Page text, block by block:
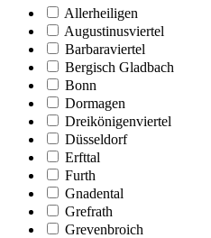
Allerheiligen
Augustinusviertel
Barbaraviertel
Bergisch Gladbach
Bonn
Dormagen
Dreikönigenviertel
Düsseldorf
Erfttal
Furth
Gnadental
Grefrath
Grevenbroich